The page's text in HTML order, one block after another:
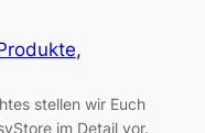
stellen wir Euch
im Detail vor.